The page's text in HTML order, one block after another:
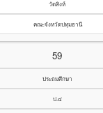
วัดสิงห์
คณะจังหวัดปทุมธานี
59
ประถมศึกษา
ป.๔